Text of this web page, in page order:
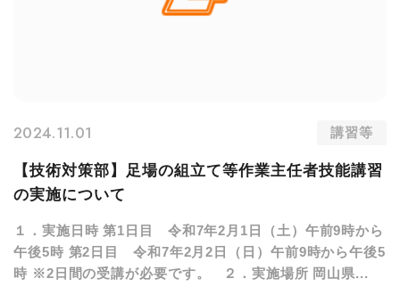
2024.11.01 講習等
【技術対策部】足場の組立て等作業主任者技能講習
の実施について
１．実施日時 第1日目 令和7年2月1日（土）午前9時から
午後5時 第2日目 令和7年2月2日（日）午前9時から午後5
時 ※2日間の受講が必要です。 ２．実施場所 岡山県...